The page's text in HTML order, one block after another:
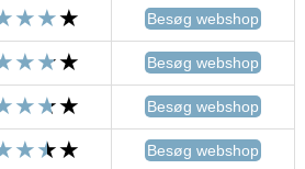
Besøg webshop
Besøg webshop
Besøg webshop
Besøg webshop